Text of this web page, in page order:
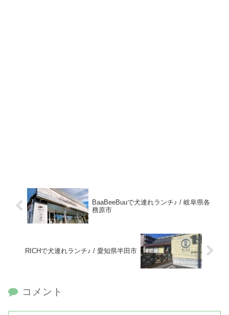
BaaBeeBuuで犬連れランチ♪ / 岐阜県各
務原市
RICHで犬連れランチ♪ / 愛知県半田市
コメント